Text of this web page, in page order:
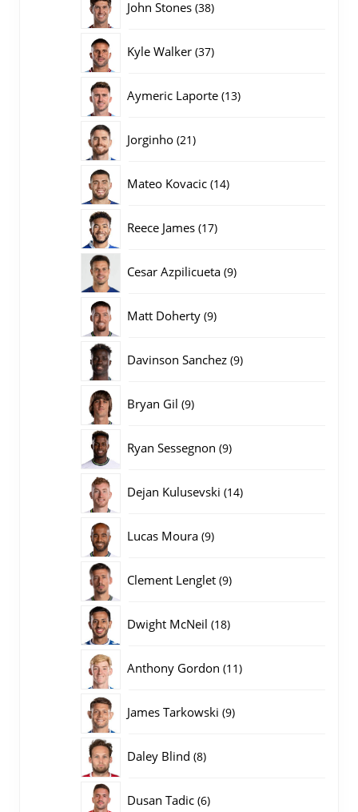
John Stones 3838
Kyle Walker 3737
Aymeric Laporte 1313
Jorginho 2121
Mateo Kovacic 1414
Reece James 1717
Cesar Azpilicueta 99
Matt Doherty 99
Davinson Sanchez 99
Bryan Gil 99
Ryan Sessegnon 99
Dejan Kulusevski 1414
Lucas Moura 99
Clement Lenglet 99
Dwight McNeil 1818
Anthony Gordon 1111
James Tarkowski 99
Daley Blind 88
Dusan Tadic 66